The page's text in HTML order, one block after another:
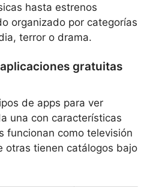
hasta estrenos
organizado por categorías
terror o drama.
gratuitas
de apps para ver
una con características
funcionan como televisión
otras tienen catálogos bajo